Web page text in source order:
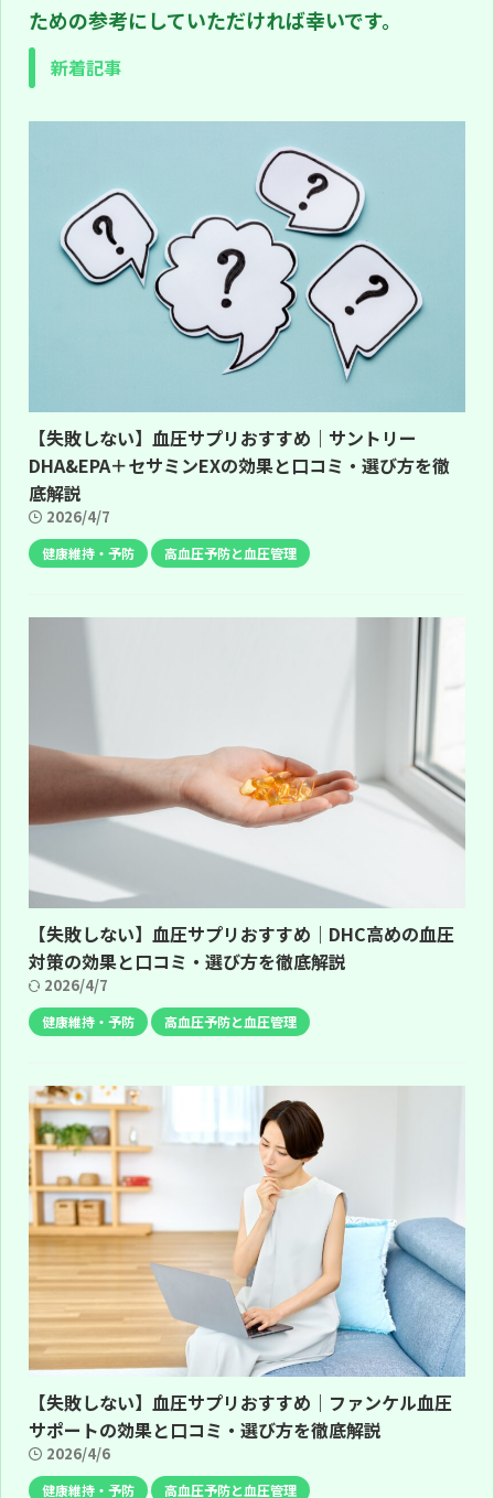
ための参考にしていただければ幸いです。
新着記事
【失敗しない】血圧サプリおすすめ｜サントリー
DHA&EPA＋セサミンEXの効果と口コミ・選び方を徹
底解説
2026/4/7
健康維持・予防 高血圧予防と血圧管理
【失敗しない】血圧サプリおすすめ｜DHC高めの血圧
対策の効果と口コミ・選び方を徹底解説
2026/4/7
健康維持・予防 高血圧予防と血圧管理
【失敗しない】血圧サプリおすすめ｜ファンケル血圧
サポートの効果と口コミ・選び方を徹底解説
2026/4/6
健康維持・予防 高血圧予防と血圧管理